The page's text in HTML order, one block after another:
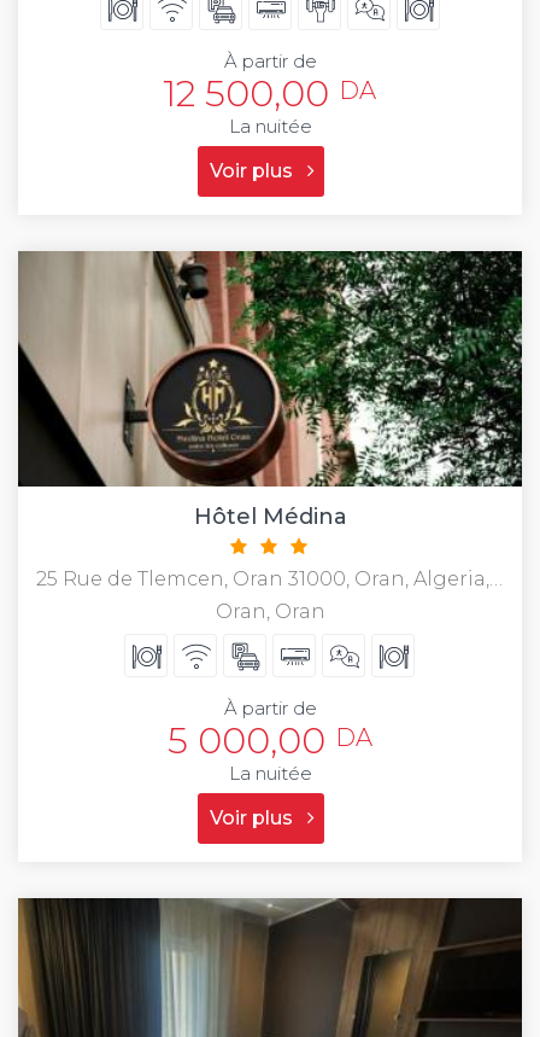
À partir de
12 500,00 DA
La nuitée
Voir plus
Hôtel Médina
25 Rue de Tlemcen, Oran 31000, Oran, Algeria, 3100
Oran, Oran
À partir de
5 000,00 DA
La nuitée
Voir plus